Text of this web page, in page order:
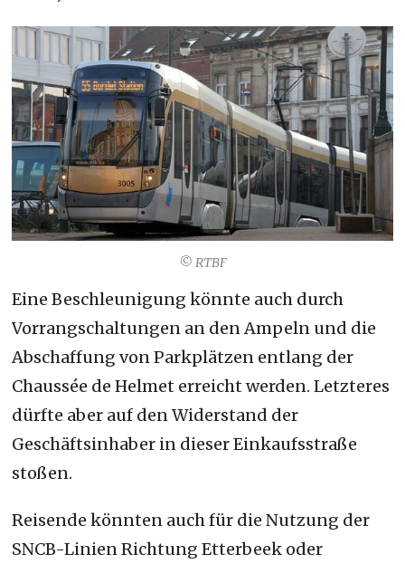
© RTBF
Eine Beschleunigung könnte auch durch
Vorrangschaltungen an den Ampeln und die
Abschaffung von Parkplätzen entlang der
Chaussée de Helmet erreicht werden. Letzteres
dürfte aber auf den Widerstand der
Geschäftsinhaber in dieser Einkaufsstraße
stoßen.
Reisende könnten auch für die Nutzung der
SNCB-Linien Richtung Etterbeek oder